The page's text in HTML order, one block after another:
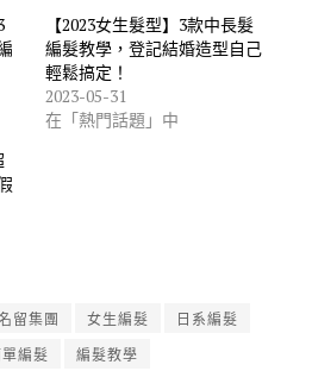
【2023女生髮型】3款中長髮
編髮教學，登記結婚造型自己
輕鬆搞定！
2023-05-31
在「熱門話題」中
留集團 女生編髮
日系編髮
編髮 編髮教學